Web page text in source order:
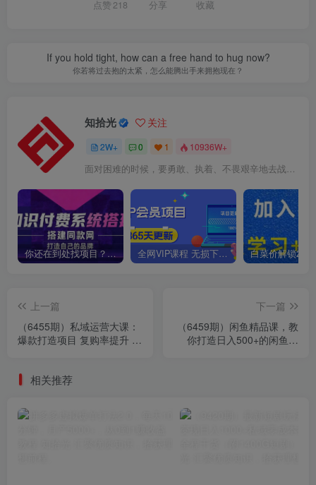
点赞 218 分享 收藏
If you hold tight, how can a free hand to hug now?
你若将过去抱的太紧，怎么能腾出手来拥抱现在？
知拾光 关注
2W+ 0 1 10936W+
面对困难的时候，要勇敢、执着、不畏艰辛地去战胜它
你还在到处找项目？还在当韭菜？我靠卖项目一个月收入5万+，曾经我也是个失败者。 全网VIP课程 无损下载~
上一篇
（6455期）私域运营大课：
爆款打造项目 复购率提升 解
下一篇
（6459期）闲鱼精品课，教
你打造日入500+的闲鱼店
相关推荐